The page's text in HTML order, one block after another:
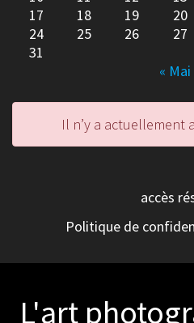
17
18 19 20
24
25 26 27
31
« Mai
Il n’y a actuellement
accès
Politique de
L'art